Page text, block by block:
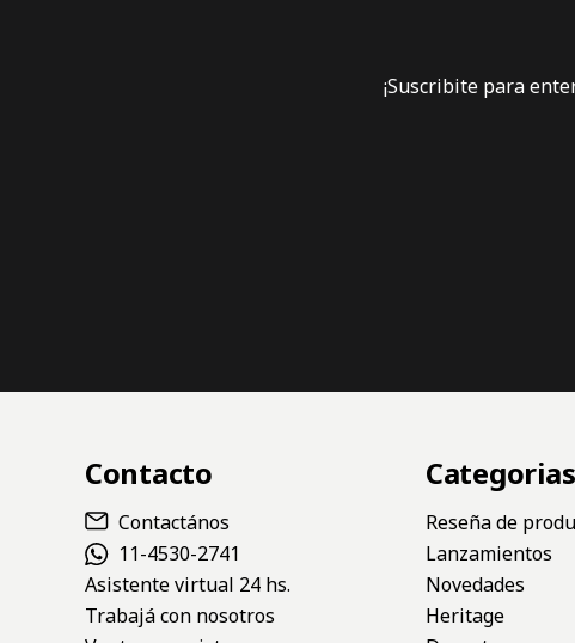
¡Suscribite para
Contacto
Contactános
11-4530-2741
Asistente virtual 24 hs.
Trabajá con nosotros
Categorias
Reseña de
Lanzamientos
Novedades
Heritage